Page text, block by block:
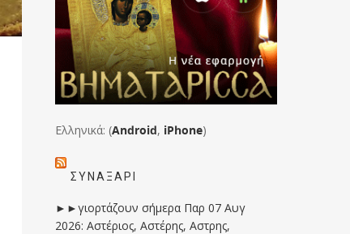
Ελληνικά: (Android, iPhone)
ΣΥΝΑΞΆΡΙ
►►γιορτάζουν σήμερα Παρ 07 Αυγ
2026: Αστέριος, Αστέρης, Αστρης,